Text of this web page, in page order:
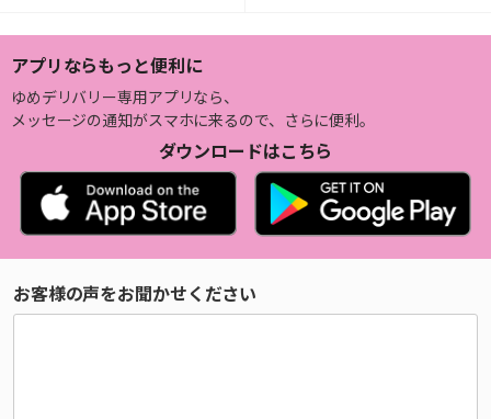
アプリならもっと便利に
ゆめデリバリー専用アプリなら、
メッセージの通知がスマホに来るので、さらに便利。
ダウンロードはこちら
お客様の声をお聞かせください